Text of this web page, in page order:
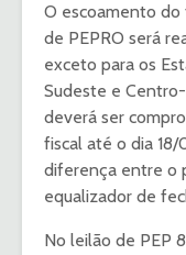
O escoamento do
de PEPRO será
exceto para os
Sudeste e
deverá ser
fiscal até o dia
diferença entre o
equalizador de
No leilão de PEP